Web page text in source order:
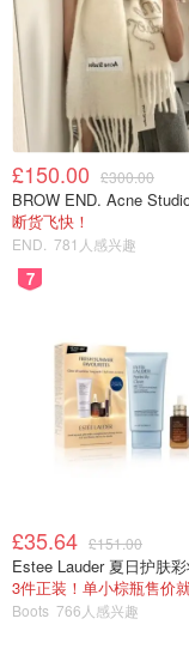
将30
£150.00 £300.00
断货飞快！
END. 781人感兴趣
7
£35.64 £151.00
Estee Lauder 夏日护肤
3件正装！单小棕瓶售价
Boots 766人感兴趣